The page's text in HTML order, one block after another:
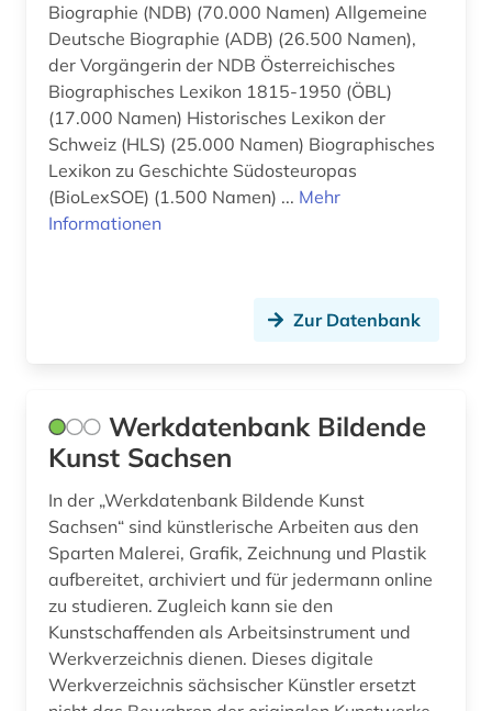
Biographie (NDB) (70.000 Namen) Allgemeine
Deutsche Biographie (ADB) (26.500 Namen),
der Vorgängerin der NDB Österreichisches
Biographisches Lexikon 1815-1950 (ÖBL)
(17.000 Namen) Historisches Lexikon der
Schweiz (HLS) (25.000 Namen) Biographisches
Lexikon zu Geschichte Südosteuropas
(BioLexSOE) (1.500 Namen) ... Mehr
Informationen
Zur Datenbank
Werkdatenbank Bildende
Kunst Sachsen
In der „Werkdatenbank Bildende Kunst
Sachsen“ sind künstlerische Arbeiten aus den
Sparten Malerei, Grafik, Zeichnung und Plastik
aufbereitet, archiviert und für jedermann online
zu studieren. Zugleich kann sie den
Kunstschaffenden als Arbeitsinstrument und
Werkverzeichnis dienen. Dieses digitale
Werkverzeichnis sächsischer Künstler ersetzt